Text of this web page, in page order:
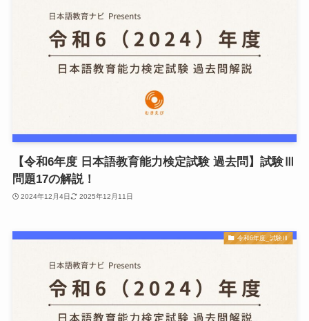
【令和6年度 日本語教育能力検定試験 過去問】試験Ⅲ
問題17の解説！
2024年12月4日 2025年12月11日
令和6年度_試験Ⅲ